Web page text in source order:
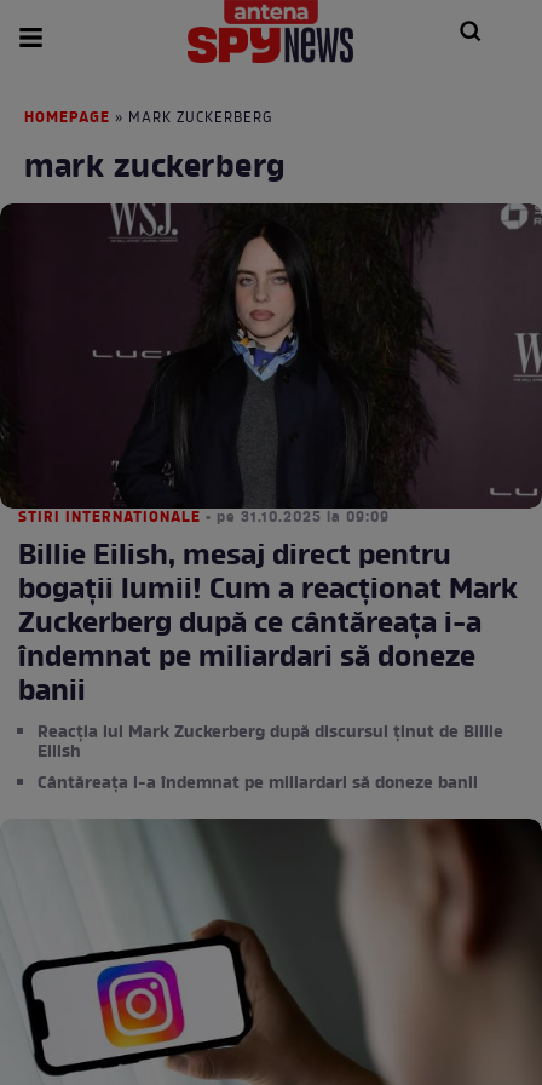
HOMEPAGE » MARK ZUCKERBERG
mark zuckerberg
STIRI INTERNATIONALE • pe 31.10.2025 la 09:09
Billie Eilish, mesaj direct pentru
bogații lumii! Cum a reacționat Mark
Zuckerberg după ce cântăreața i-a
îndemnat pe miliardari să doneze
banii
Reacția lui Mark Zuckerberg după discursul ținut de Billie
Eilish
Cântăreața i-a îndemnat pe miliardari să doneze banii